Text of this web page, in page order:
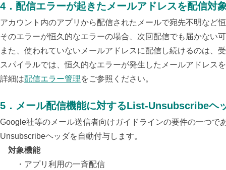
4 ． 配信エラーが起きたメールアドレスを配信対
アカウント内のアプリから配信されたメールで宛先不明など
そのエラーが恒久的なエラーの場合、次回配信でも届かない
また、使われていないメールアドレスに配信し続けるのは、
スパイラルでは、恒久的なエラーが発生したメールアドレス
詳細は配信エラー管理をご参照ください。
5．メール配信機能に対するList-Unsubscribeヘ
Google社等のメール送信者向けガイドラインの要件の一つ
Unsubscribeヘッダを自動付与します。
対象機能
・アプリ利用の一斉配信